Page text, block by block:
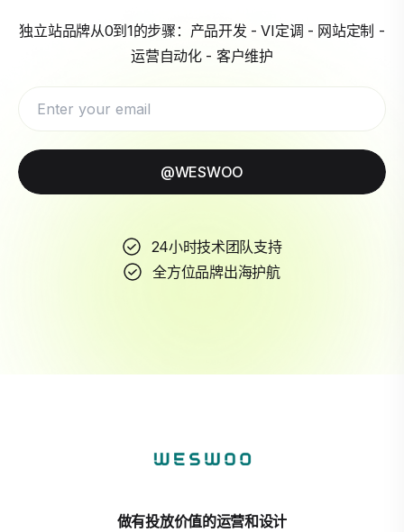
独立站品牌从0到1的步骤：产品开发 - VI定调 - 网站定制 -
运营自动化 - 客户维护
@WESWOO
24小时技术团队支持
全方位品牌出海护航
做有投放价值的运营和设计